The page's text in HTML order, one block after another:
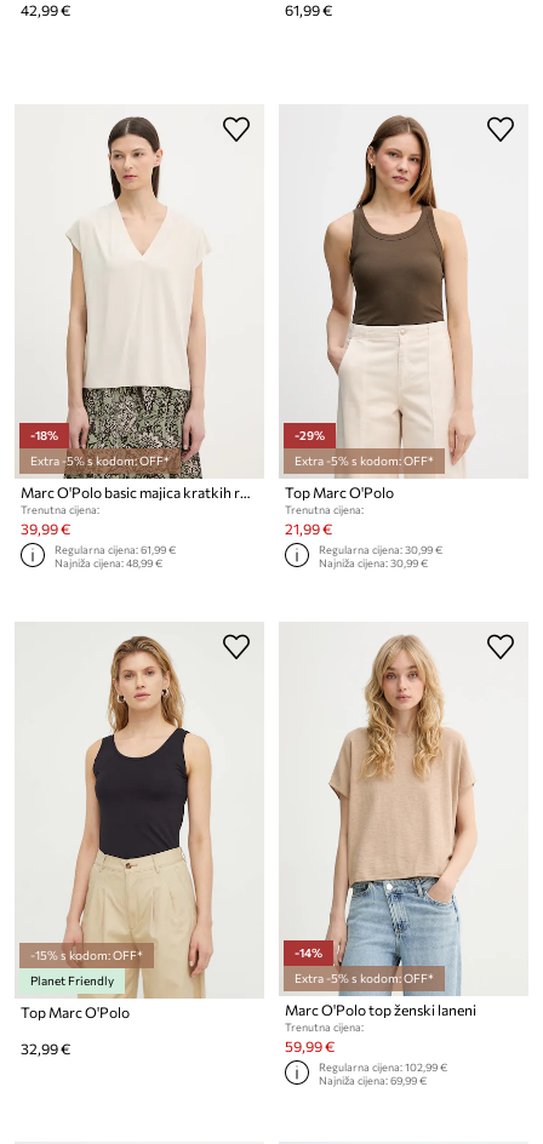
42,99 € 61,99 €
-18%
Extra -5% s kodom: OFF*
Trenutna cijena:
39,99 €
Regularna cijena:61,99 €
Najniža cijena:48,99 €
-29%
Extra -5% s kodom: OFF*
Top Marc O'Polo
Trenutna cijena:
21,99 €
Regularna cijena:30,99 €
Najniža cijena:30,99 €
-15% s kodom: OFF*
Planet Friendly
Top Marc O'Polo
32,99 €
-14%
Extra -5% s kodom: OFF*
Marc O'Polo top ženski laneni
Trenutna cijena:
59,99 €
Regularna cijena:102,99 €
Najniža cijena:69,99 €